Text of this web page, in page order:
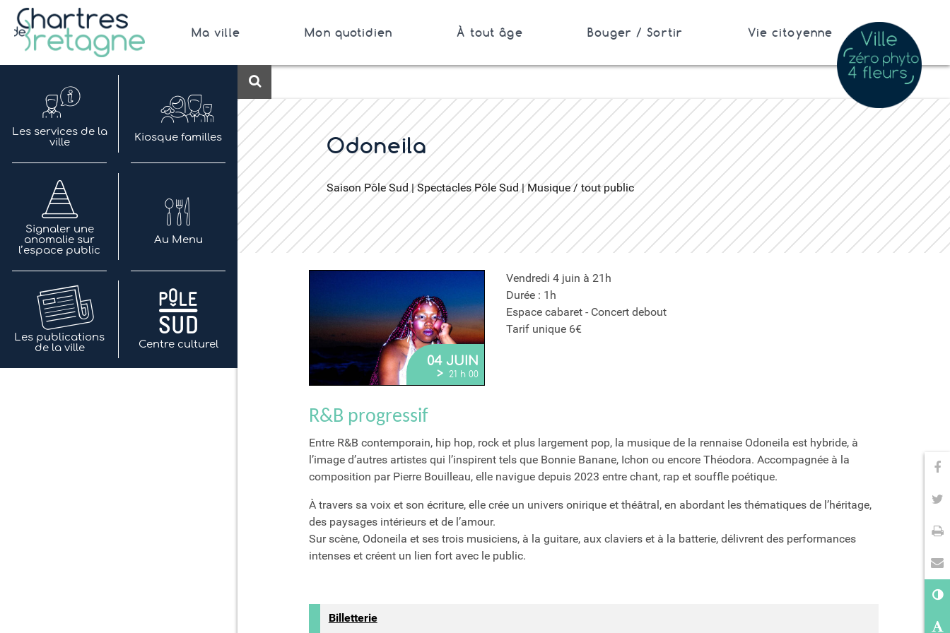
Aller
contenu
Bienvenue sur le site de la ville de Chartres de Bretagne
Ville Zéro phyto / 4 fleurs
Ma ville Mon quotidien À tout âge Bouger / Sortir Vie citoyenne
Rechercher
Odoneila
Saison Pôle Sud | Spectacles Pôle Sud | Musique / tout public
04 JUIN
> 21 h 00
Vendredi 4 juin à 21h
Durée : 1h
Espace cabaret - Concert debout
Tarif unique 6€
R&B progressif
Entre R&B contemporain, hip hop, rock et plus largement pop, la musique de la rennaise Odoneila est hybride, à
l’image d’autres artistes qui l’inspirent tels que Bonnie Banane, Ichon ou encore Théodora. Accompagnée à la
composition par Pierre Bouilleau, elle navigue depuis 2023 entre chant, rap et souffle poétique.
À travers sa voix et son écriture, elle crée un univers onirique et théâtral, en abordant les thématiques de l’héritage,
des paysages intérieurs et de l’amour.
Sur scène, Odoneila et ses trois musiciens, à la guitare, aux claviers et à la batterie, délivrent des performances
intenses et créent un lien fort avec le public.
Billetterie
Les services de la
ville
Kiosque familles
Signaler une
anomalie sur
l’espace public
Au Menu
Les publications
de la ville
Centre culturel